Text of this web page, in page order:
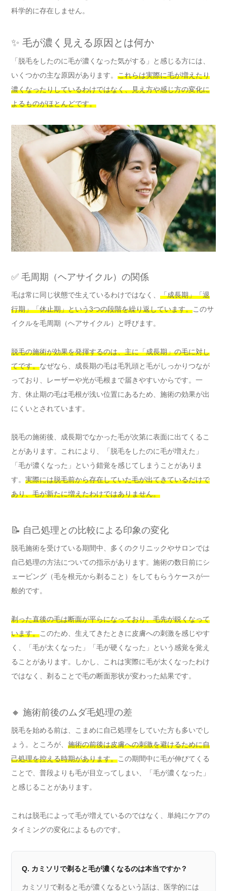
科学的に存在しません。
✨ 毛が濃く見える原因とは何か
「脱毛をしたのに毛が濃くなった気がする」と感じる方には、
いくつかの主な原因があります。 これらは実際に毛が増えたり
濃くなったりしているわけではなく、見え方や感じ方の変化に
よるものがほとんどです。
✅ 毛周期（ヘアサイクル）の関係
毛は常に同じ状態で生えているわけではなく、 「成長期」「退
行期」「休止期」という3つの段階を繰り返しています。このサ
イクルを毛周期（ヘアサイクル）と呼びます。
脱毛の施術が効果を発揮するのは、主に「成長期」の毛に対し
てです。なぜなら、成長期の毛は毛乳頭と毛がしっかりつなが
っており、レーザーや光が毛根まで届きやすいからです。一
方、休止期の毛は毛根が浅い位置にあるため、施術の効果が出
にくいとされています。
脱毛の施術後、成長期でなかった毛が次第に表面に出てくるこ
とがあります。これにより、「脱毛をしたのに毛が増えた」
「毛が濃くなった」という錯覚を感じてしまうことがありま
す。 実際には脱毛前から存在していた毛が出てきているだけで
あり、毛が新たに増えたわけではありません。
📝 自己処理との比較による印象の変化
脱毛施術を受けている期間中、多くのクリニックやサロンでは
自己処理の方法についての指示があります。施術の数日前にシ
ェービング（毛を根元から剃ること）をしてもらうケースが一
般的です。
剃った直後の毛は断面が平らになっており、毛先が鋭くなって
います。このため、生えてきたときに皮膚への刺激を感じやす
く、「毛が太くなった」「毛が硬くなった」という感覚を覚え
ることがあります。しかし、これは実際に毛が太くなったわけ
ではなく、剃ることで毛の断面形状が変わった結果です。
🔸 施術前後のムダ毛処理の差
脱毛を始める前は、こまめに自己処理をしていた方も多いでし
ょう。ところが、 施術の前後は皮膚への刺激を避けるために自
己処理を控える時期があります。この期間中に毛が伸びてくる
ことで、普段よりも毛が目立ってしまい、「毛が濃くなった」
と感じることがあります。
これは脱毛によって毛が増えているのではなく、単純にケアの
タイミングの変化によるものです。
Q. カミソリで剃ると毛が濃くなるのは本当ですか？
カミソリで剃ると毛が濃くなるという話は、医学的には